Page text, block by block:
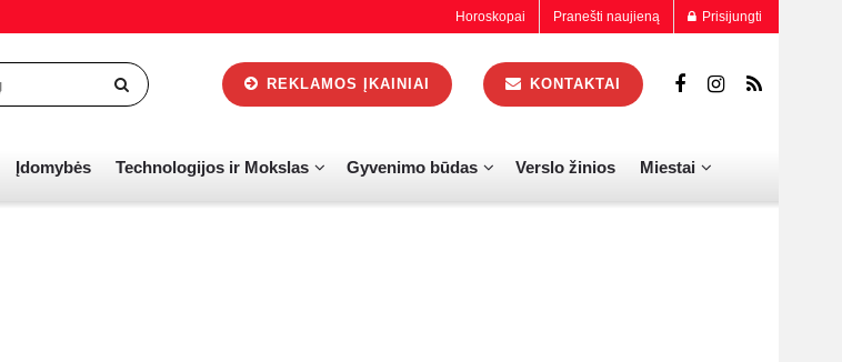
Horoskopai Pranešti naujieną Prisijungti
REKLAMOS ĮKAINIAI KONTAKTAI
Įdomybės Technologijos ir Mokslas Gyvenimo būdas Verslo žinios Miestai